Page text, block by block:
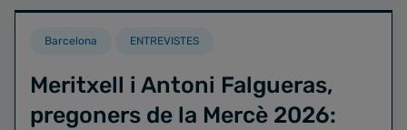
Barcelona ENTREVISTES
Meritxell i Antoni Falgueras,
pregoners de la Mercè 2026: